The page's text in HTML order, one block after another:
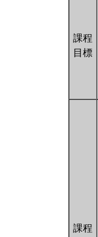
課程
目標
課程